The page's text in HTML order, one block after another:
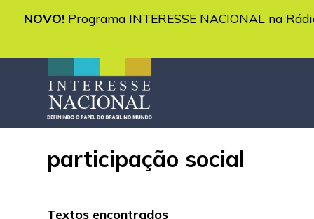
NOVO! Programa INTERESSE NACIONAL na
participação social
Textos encontrados